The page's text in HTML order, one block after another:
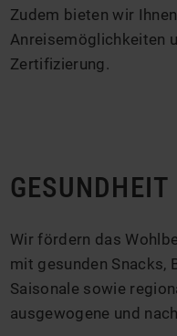
Zudem bieten wir
Anreisemöglichkeiten
Zertifizierung.
GESUNDHEIT
Wir fördern das
mit gesunden Snacks,
Saisonale sowie
ausgewogene und